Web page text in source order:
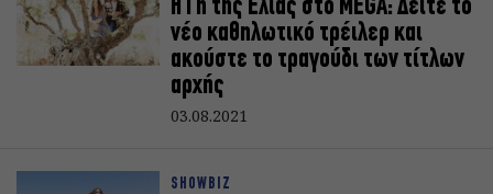
Η Γη της Ελιάς στο MEGA: Δείτε το
νέο καθηλωτικό τρέιλερ και
ακούστε το τραγούδι των τίτλων
αρχής
03.08.2021
SHOWBIZ